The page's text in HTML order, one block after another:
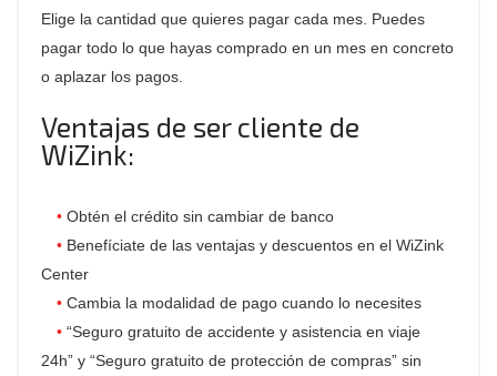
Elige la cantidad que quieres pagar cada mes. Puedes
pagar todo lo que hayas comprado en un mes en concreto
o aplazar los pagos.
Ventajas de ser cliente de
WiZink:
Obtén el crédito sin cambiar de banco
Benefíciate de las ventajas y descuentos en el WiZink
Center
Cambia la modalidad de pago cuando lo necesites
“Seguro gratuito de accidente y asistencia en viaje
24h” y “Seguro gratuito de protección de compras” sin